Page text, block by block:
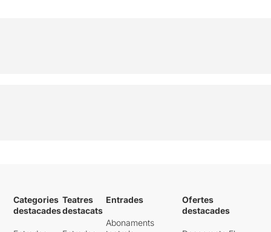
Categories
destacades
Teatres
destacats
Entrades
Abonaments
Ofertes
destacades